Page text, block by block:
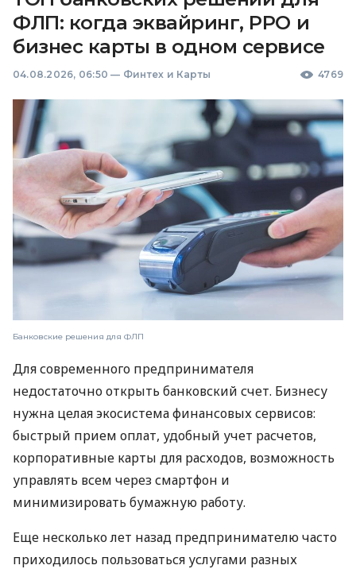
ФЛП: когда эквайринг, РРО и
бизнес карты в одном сервисе
04.08.2026, 06:50 — Финтех и Карты 4769
Банковские решения для ФЛП
Для современного предпринимателя
недостаточно открыть банковский счет. Бизнесу
нужна целая экосистема финансовых сервисов:
быстрый прием оплат, удобный учет расчетов,
корпоративные карты для расходов, возможность
управлять всем через смартфон и
минимизировать бумажную работу.
Еще несколько лет назад предпринимателю часто
приходилось пользоваться услугами разных